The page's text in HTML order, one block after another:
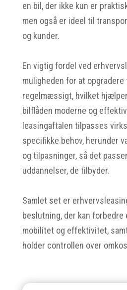
en bil, der ikke kun er
men også er ideel til
og kunder.
En vigtig fordel ved
muligheden for at
regelmæssigt, hvilket
bilflåden moderne og
leasingaftalen tilpasses
specifikke behov, herunder
og tilpasninger, så det
uddannelser, de tilbyder.
Samlet set er
beslutning, der kan forbedre
mobilitet og effektivitet,
holder controllen over